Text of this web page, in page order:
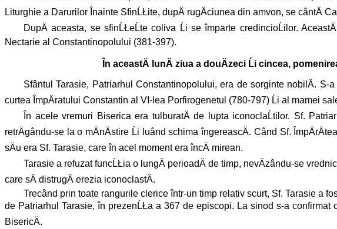
Liturghie a Darurilor Înainte SfinĹŁite, dupÄ rugÄciunea din amvon, se
DupÄ aceasta, se sfinĹŁeĹte coliva Ĺi se împarte credincioĹilor.
Nectarie al Constantinopolului (381-397).
În aceastÄ lunÄ ziua a douÄzeci Ĺi cincea,
Sfântul Tarasie, Patriarhul Constantinopolului, era de sorginte nobilÄ. S-
curtea ÎmpÄratului Constantin al VI-lea Porfirogenetul (780-797) Ĺi al mamei
În acele vremuri Biserica era tulburatÄ de lupta iconoclaĹtilor. Sf.
retrÄgându-se la o mÄnÄstire Ĺi luând schima îngereascÄ. Când Sf.
sÄu era Sf. Tarasie, care în acel moment era încÄ mirean.
Tarasie a refuzat funcĹŁia o lungÄ perioadÄ de timp, nevÄzându-se
care sÄ distrugÄ erezia iconoclastÄ.
Trecând prin toate rangurile clerice într-un timp relativ scurt, Sf. Tarasie a
de Patriarhul Tarasie, în prezenĹŁa a 367 de episcopi. La sinod s-a
BisericÄ.